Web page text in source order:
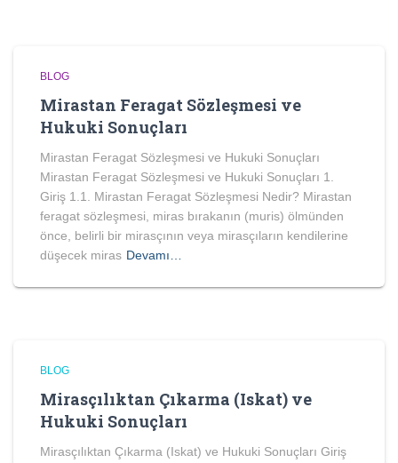
BLOG
Mirastan Feragat Sözleşmesi ve
Hukuki Sonuçları
Mirastan Feragat Sözleşmesi ve Hukuki Sonuçları
Mirastan Feragat Sözleşmesi ve Hukuki Sonuçları 1.
Giriş 1.1. Mirastan Feragat Sözleşmesi Nedir? Mirastan
feragat sözleşmesi, miras bırakanın (muris) ölmünden
önce, belirli bir mirasçının veya mirasçıların kendilerine
düşecek miras Devamı…
BLOG
Mirasçılıktan Çıkarma (Iskat) ve
Hukuki Sonuçları
Mirasçılıktan Çıkarma (Iskat) ve Hukuki Sonuçları Giriş